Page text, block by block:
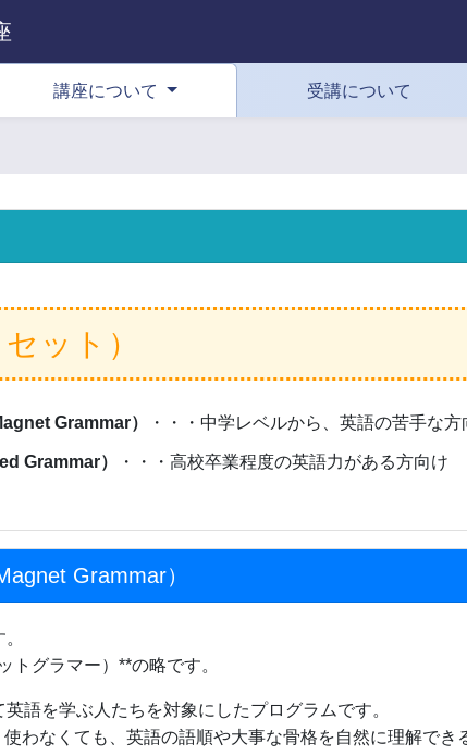
講座について 受講について
ット）
Grammar） ・・・中学レベルから、英語の苦手な方
Grammar） ・・・高校卒業程度の英語力がある方向け
Grammar）
トグラマー）**の略です。
語を学ぶ人たちを対象にしたプログラムです。
わなくても、英語の語順や大事な骨格を自然に理解でき